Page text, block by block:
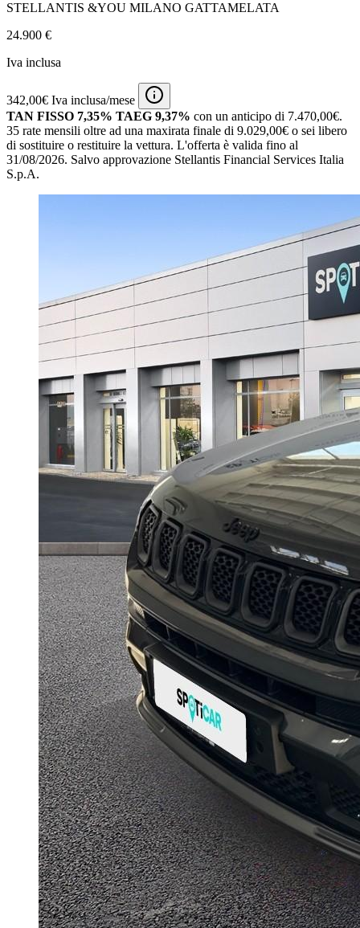
STELLANTIS &YOU MILANO GATTAMELATA
24.900 €
Iva inclusa
342,00€ Iva inclusa/mese
TAN FISSO 7,35% TAEG 9,37% con un anticipo di 7.470,00€.
35 rate mensili oltre ad una maxirata finale di 9.029,00€ o sei libero
di sostituire o restituire la vettura. L'offerta è valida fino al
31/08/2026. Salvo approvazione Stellantis Financial Services Italia
S.p.A.